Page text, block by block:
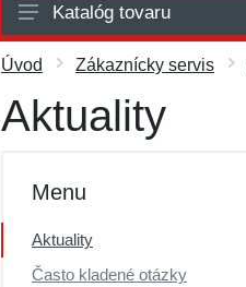
Doplnky
Košeľe
Katalóg tovaru
Úvod Zákaznícky servis
Aktuality
Menu
Aktuality
Často kladené otázky